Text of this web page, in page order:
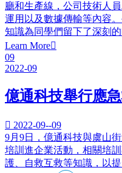
廳和生產線，公司技術人
運用以及數據傳輸等內容
知識為同學們留下了深刻
Learn More
09
2022-09
億通科技舉行應
 2022-09--09
9月9日，億通科技與虞山
培訓進企業活動，相關培
護、自救互救等知識，以